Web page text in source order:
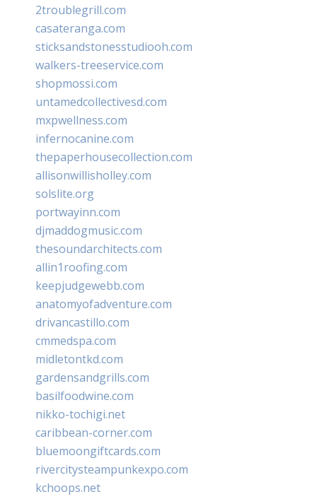
2troublegrill.com
casateranga.com
sticksandstonesstudiooh.com
walkers-treeservice.com
shopmossi.com
untamedcollectivesd.com
mxpwellness.com
infernocanine.com
thepaperhousecollection.com
allisonwillisholley.com
solslite.org
portwayinn.com
djmaddogmusic.com
thesoundarchitects.com
allin1roofing.com
keepjudgewebb.com
anatomyofadventure.com
drivancastillo.com
cmmedspa.com
midletontkd.com
gardensandgrills.com
basilfoodwine.com
nikko-tochigi.net
caribbean-corner.com
bluemoongiftcards.com
rivercitysteampunkexpo.com
kchoops.net